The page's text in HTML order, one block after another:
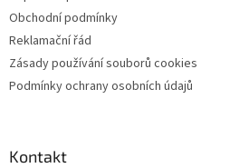
Obchodní podmínky
Reklamační řád
Zásady používání souborů cookies
Podmínky ochrany osobních údajů
Kontakt